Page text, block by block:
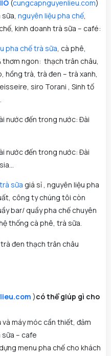
(cungcapnguyenlieu.com)
nguyên liệu pha chế,
kinh doanh trà sữa – café:
pha chếtrà sữa, cà phê,
thơm ngon: thạch trân châu,
hồng trà, trà đen – trà xanh,
siro Torani , Sinh tố
nước đến trong nước: Đài
nước đến trong nước: Đài
sữa giá sỉ , nguyên liệu pha
công ty chúng tôi còn
bar/ quầy pha chế chuyên
thống cà phê, trà sữa.
)có thể giúp gì cho
máy móc cần thiết, đảm
– cafe
menu pha chế cho khách